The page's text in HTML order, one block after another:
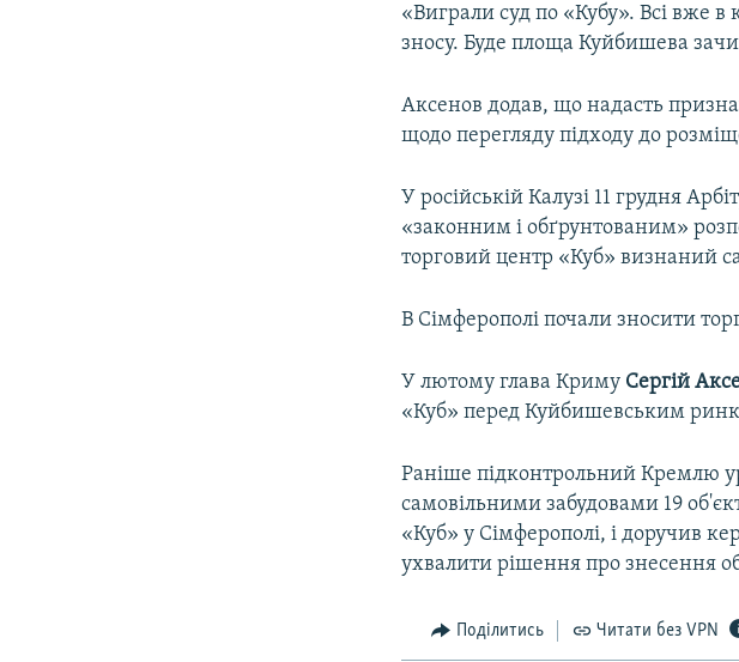
«Виграли суд по «Кубу». Всі вже в
зносу. Буде площа Куйбишева
Аксенов додав, що надасть
щодо перегляду підходу до
У російській Калузі 11 грудня
«законним і обґрунтованим»
торговий центр «Куб» визнаний
В Сімферополі почали зносити
У лютому глава Криму Сергій
«Куб» перед Куйбишевським
Раніше підконтрольний Кремлю
самовільними забудовами 19
«Куб» у Сімферополі, і доручив
ухвалити рішення про знесення
Поділитись Читати без VPN